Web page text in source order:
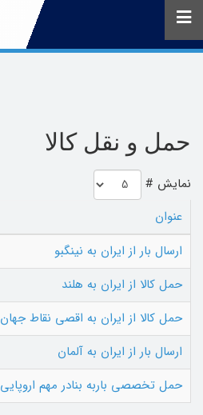
حمل و نقل کالا
نمایش #
عنوان
ارسال بار از ایران به نینگبو
حمل کالا از ایران به هلند
حمل کالا از ایران به اقصی نقاط جهان
ارسال بار از ایران به آلمان
حمل تخصصی باربه بنادر مهم اروپایی